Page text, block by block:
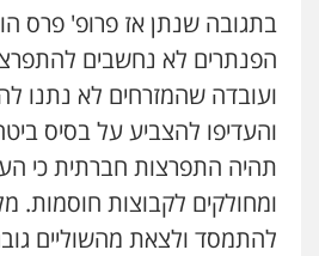
בתגובה שנתן אז פרופ' פרס
הפנתרים לא נחשבים
ועובדה שהמזרחים לא נתנו
והעדיפו להצביע על בסיס
תהיה התפרצות חברתית כי
ומחולקים לקבוצות חוסמות.
להתמסד ולצאת מהשוליים